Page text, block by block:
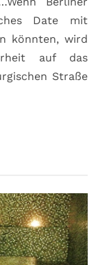
Date mit
könnten, wird
auf das
Straße